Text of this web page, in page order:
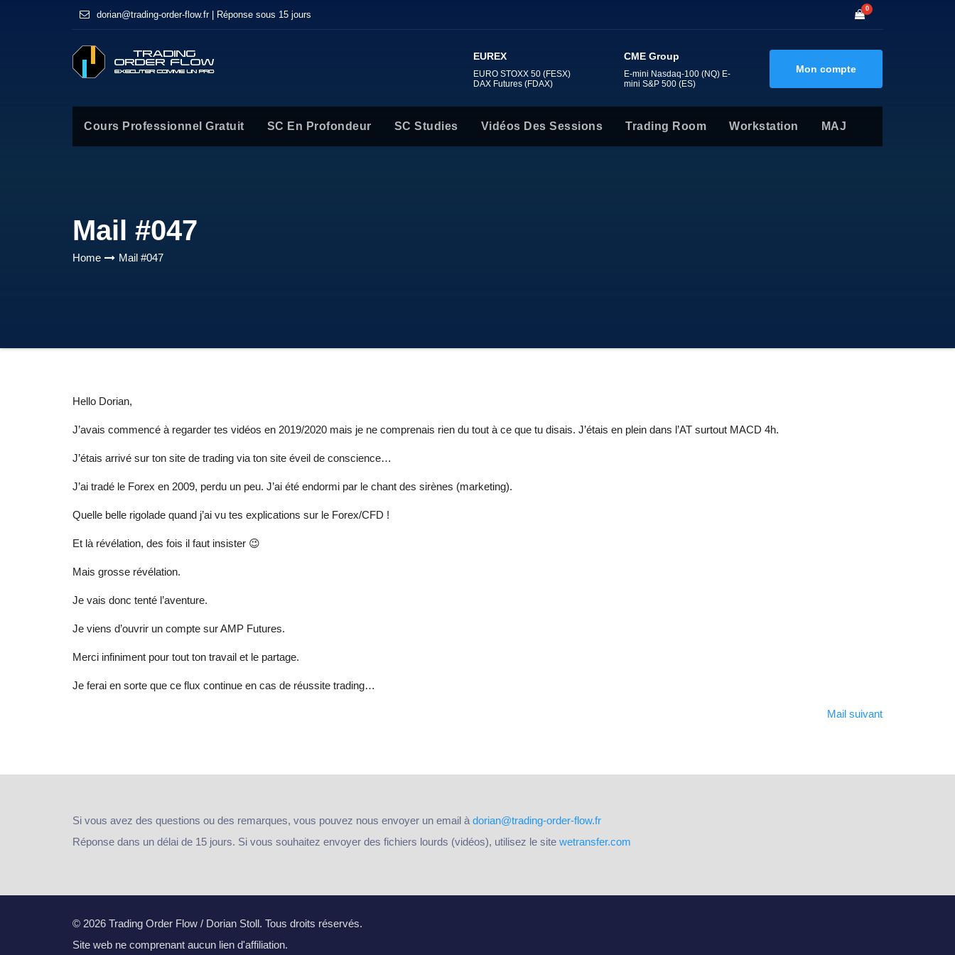
dorian@trading-order-flow.fr | Réponse sous 15 jours
0
EUREX
EURO STOXX 50 (FESX)
DAX Futures (FDAX)
CME Group
E-mini Nasdaq-100 (NQ) E-
mini S&P 500 (ES)
Mon compte
Cours Professionnel Gratuit SC En Profondeur SC Studies Vidéos Des Sessions Trading Room Workstation MAJ
Mail #047
Home Mail #047
Hello Dorian,
J’avais commencé à regarder tes vidéos en 2019/2020 mais je ne comprenais rien du tout à ce que tu disais. J’étais en plein dans l’AT surtout MACD 4h.
J’étais arrivé sur ton site de trading via ton site éveil de conscience…
J’ai tradé le Forex en 2009, perdu un peu. J’ai été endormi par le chant des sirènes (marketing).
Quelle belle rigolade quand j’ai vu tes explications sur le Forex/CFD !
Et là révélation, des fois il faut insister 😉
Mais grosse révélation.
Je vais donc tenté l’aventure.
Je viens d’ouvrir un compte sur AMP Futures.
Merci infiniment pour tout ton travail et le partage.
Je ferai en sorte que ce flux continue en cas de réussite trading…
Mail suivant
Si vous avez des questions ou des remarques, vous pouvez nous envoyer un email à dorian@trading-order-flow.fr
Réponse dans un délai de 15 jours. Si vous souhaitez envoyer des fichiers lourds (vidéos), utilisez le site wetransfer.com
© 2026 Trading Order Flow / Dorian Stoll. Tous droits réservés.
Site web ne comprenant aucun lien d'affiliation.